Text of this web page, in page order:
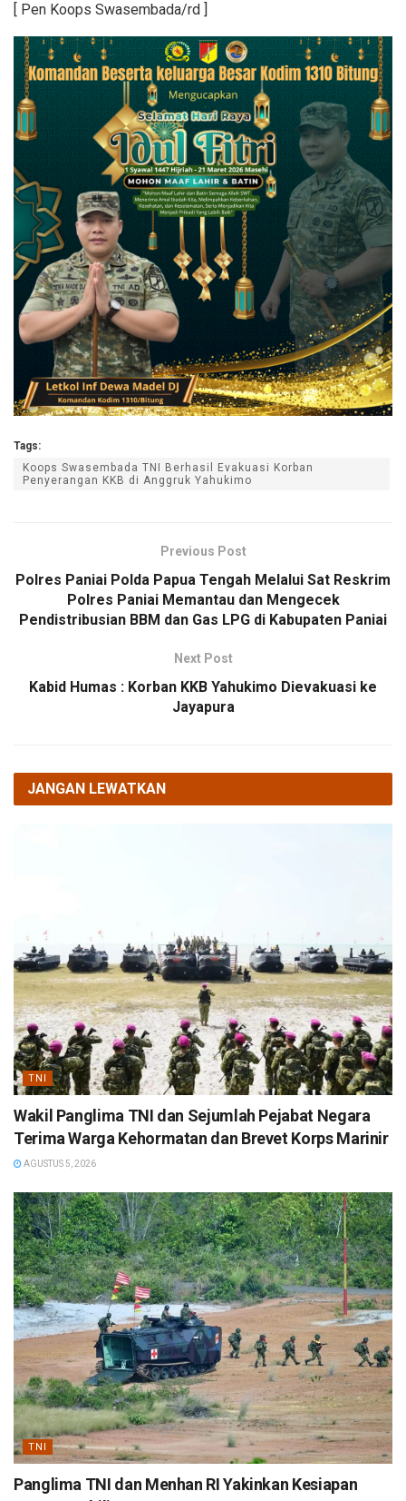
[ Pen Koops Swasembada/rd ]
Tags:
Koops Swasembada TNI Berhasil Evakuasi Korban
Penyerangan KKB di Anggruk Yahukimo
Previous Post
Polres Paniai Polda Papua Tengah Melalui Sat Reskrim
Polres Paniai Memantau dan Mengecek
Pendistribusian BBM dan Gas LPG di Kabupaten Paniai
Next Post
Kabid Humas : Korban KKB Yahukimo Dievakuasi ke
Jayapura
JANGAN LEWATKAN
TNI
Wakil Panglima TNI dan Sejumlah Pejabat Negara
Terima Warga Kehormatan dan Brevet Korps Marinir
AGUSTUS 5, 2026
TNI
Panglima TNI dan Menhan RI Yakinkan Kesiapan